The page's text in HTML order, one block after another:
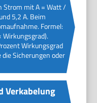
Strom mit A = Watt /
5,2 A. Beim
Formel:
Wirkungsgrad
Sicherungen oder
Verkabelung